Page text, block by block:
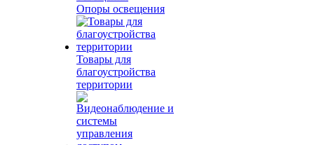
Опоры освещения
Товары для
благоустройства
территории